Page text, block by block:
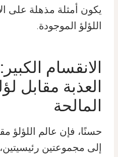
يكون أمثلة مذهلة على
اللؤلؤ الموجودة.
الانقسام
العذبة مقابل
المالحة
حسنًا، فإن عالم
إلى مجموعتين